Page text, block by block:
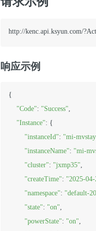
http://kenc.api.ksyun.com/
响应示例
{
"Code": "Success",
"Instance": {
"instanceId": "mi-
"instanceName": "mi-
"cluster": "jxmp35",
"createTime": "2025-
"namespace": "default-
"state": "on",
"powerState": "on",